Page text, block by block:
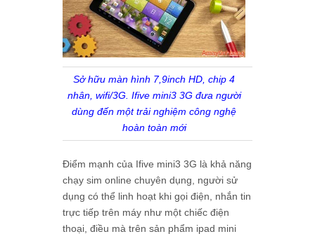
Sở hữu màn hình 7,9inch HD, chip 4
nhân, wifi/3G. Ifive mini3 3G đưa người
dùng đến một trải nghiệm công nghệ
hoàn toàn mới
Điểm mạnh của Ifive mini3 3G là khả năng
chạy sim online chuyên dụng, người sử
dụng có thể linh hoạt khi gọi điện, nhắn tin
trực tiếp trên máy như một chiếc điện
thoại, điều mà trên sản phẩm ipad mini